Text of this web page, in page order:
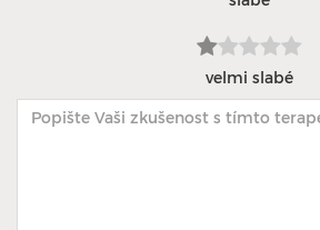
velmi slabé